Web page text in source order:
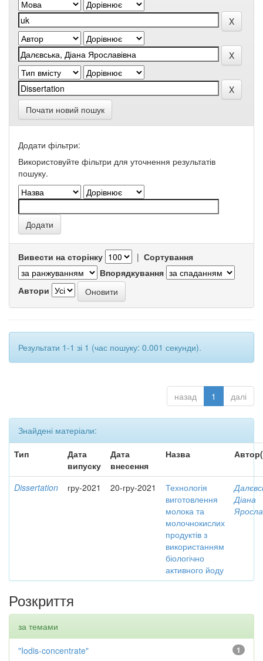
Почати новий пошук
Додати фільтри:
Використовуйте фільтри для уточнення результатів
пошуку.
Вивести на сторінку | Сортування
Впорядкування
Автори
Результати 1-1 зі 1 (час пошуку: 0.001 секунди).
назад 1 далі
Знайдені матеріали:
Тип
Дата
випуску
Дата
внесення
Назва
Dissertation гру-2021 20-гру-2021
Технологія
виготовлення
молока та
молочнокислих
продуктів з
використанням
біологічно
активного йоду
Діана
Розкриття
за темами
1
"Iodis-concentrate"